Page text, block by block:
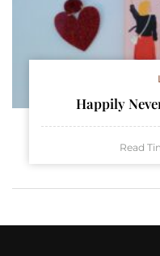
Happily
Read